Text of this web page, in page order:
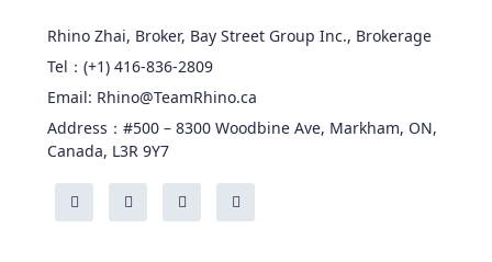
Rhino Zhai, Broker, Bay Street Group Inc., Brokerage
Tel：(+1) 416-836-2809
Email: Rhino@TeamRhino.ca
Address：#500 – 8300 Woodbine Ave, Markham, ON,
Canada, L3R 9Y7